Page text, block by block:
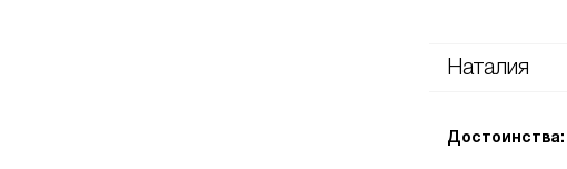
Наталия
Достоинства: